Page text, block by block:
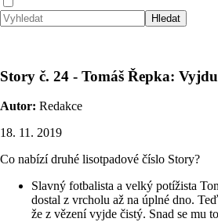
Story č. 24 - Tomáš Řepka:
Autor: Redakce
18. 11. 2019
Co nabízí druhé lisotpadové číslo Story?
Slavný fotbalista a velký potížista
dostal z vrcholu až na úplné dno.
že z vězení vyjde čistý. Snad se mu